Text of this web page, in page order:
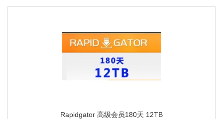
Rapidgator 高级会员180天 12TB